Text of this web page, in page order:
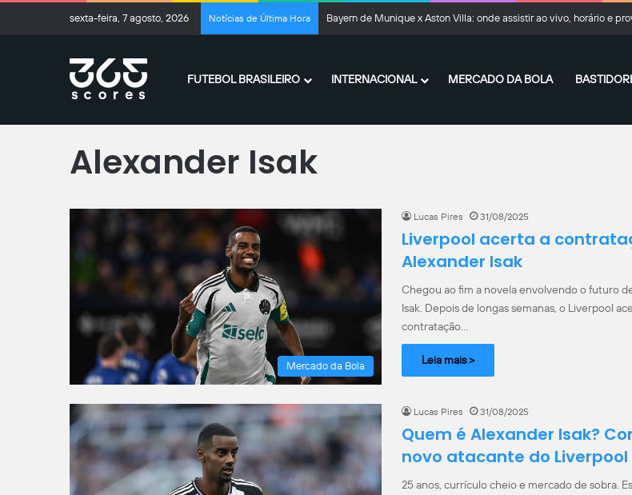
sexta-feira, 7 agosto, 2026 Notícias de Última Hora Enzo Monteiro, do Santos, recebe sondagens de clubes do leste
FUTEBOL BRASILEIRO INTERNACIONAL MERCADO DA BOLA
Alexander Isak
Mercado da Bola
Lucas Pires 31/08/2025
Liverpool acerta a
Alexander Isak
Chegou ao fim a novela envolvendo o futuro
Isak. Depois de longas semanas, o Liverpool
contratação…
Leia mais >
Lucas Pires 31/08/2025
Quem é Alexander Isak?
novo atacante do Liverpool
25 anos, currículo cheio e mercado de sobra.